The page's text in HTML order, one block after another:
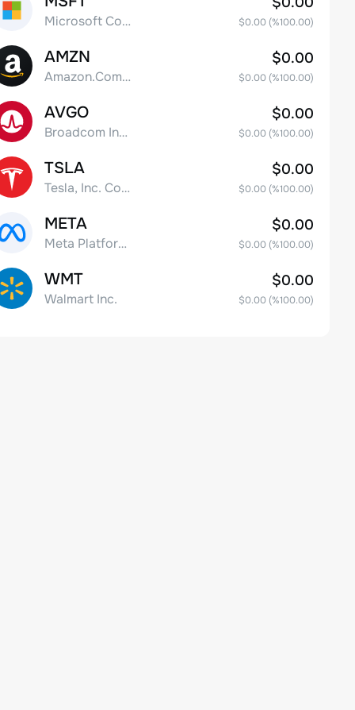
Microsoft Corp $0.00(%100.00)
AMZN
Amazon.Com Inc
$0.00
$0.00(%100.00)
AVGO
Broadcom Inc. Common Stock
$0.00
$0.00(%100.00)
TSLA
Tesla, Inc. Common Stock
$0.00
$0.00(%100.00)
META
Meta Platforms, Inc. Class A Common Stock
$0.00
$0.00(%100.00)
WMT
Walmart Inc.
$0.00
$0.00(%100.00)